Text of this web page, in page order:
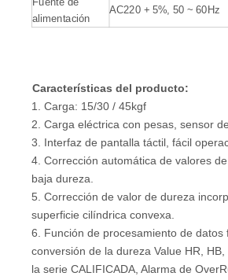
alimentación
AC220 + 5%, 50 ~ 60Hz
Características del producto:
1. Carga: 15/30 / 45kgf
2. Carga eléctrica con pesas, sensor
3. Interfaz de pantalla táctil, fácil
4. Corrección automática de valores
baja dureza.
5. Corrección de valor de dureza
superficie cilíndrica convexa.
6. Función de procesamiento de datos
conversión de la dureza Value HR,
la serie CALIFICADA, Alarma de